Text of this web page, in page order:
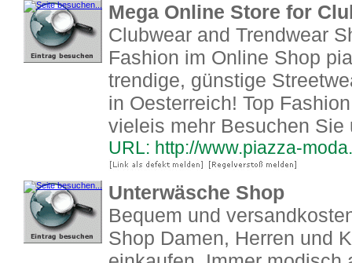
Mega Online Store for
Clubwear and Trendwear
Fashion im Online Shop
trendige, günstige
in Oesterreich! Top
vieleis mehr Besuchen Sie
URL: http://www.piazza-
Unterwäsche Shop
Bequem und
Shop Damen, Herren und